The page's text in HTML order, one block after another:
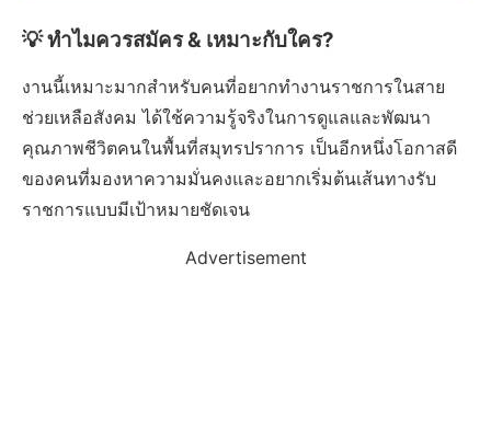
💡 ทำไมควรสมัคร & เหมาะกับใคร?
งานนี้เหมาะมากสำหรับคนที่อยากทำงานราชการในสาย
ช่วยเหลือสังคม ได้ใช้ความรู้จริงในการดูแลและพัฒนา
คุณภาพชีวิตคนในพื้นที่สมุทรปราการ เป็นอีกหนึ่งโอกาสดี
ของคนที่มองหาความมั่นคงและอยากเริ่มต้นเส้นทางรับ
ราชการแบบมีเป้าหมายชัดเจน
Advertisement